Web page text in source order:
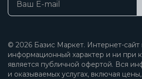
© 2026 Базис Маркет. Интернет-сайт
информационный характер и ни при
является публичной офертой. Вся
и оказываемых услугах, включая